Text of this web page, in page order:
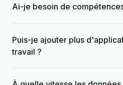
Ai-je besoin de
Puis-je ajouter plus
travail ?